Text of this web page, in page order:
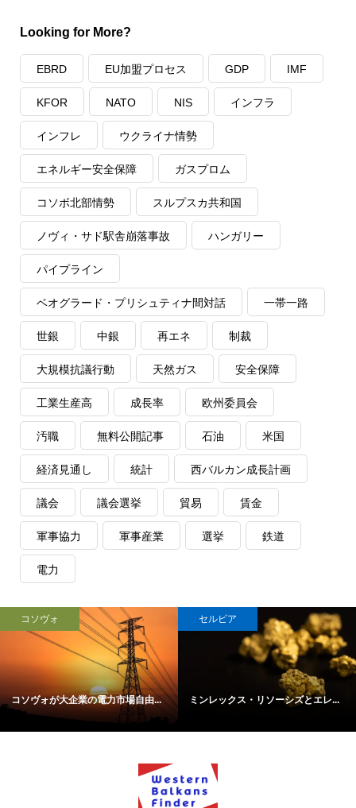
Looking for More?
EBRD EU加盟プロセス GDP IMF
KFOR NATO NIS インフラ
インフレ ウクライナ情勢
エネルギー安全保障 ガスプロム
コソボ北部情勢 スルプスカ共和国
ノヴィ・サド駅舎崩落事故 ハンガリー
パイプライン
ベオグラード・プリシュティナ間対話 一帯一路
世銀 中銀 再エネ 制裁
大規模抗議行動 天然ガス 安全保障
工業生産高 成長率 欧州委員会
汚職 無料公開記事 石油 米国
経済見通し 統計 西バルカン成長計画
議会 議会選挙 貿易 賃金
軍事協力 軍事産業 選挙 鉄道
電力
コソヴォ
コソヴォが大企業の電力市場自由...
セルビア
ミンレックス・リソーシズとエレ...